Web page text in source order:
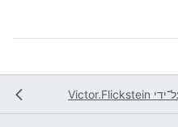
Victor.Flickstein